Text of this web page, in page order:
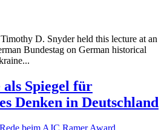
D. Snyder held this lecture at an
Bundestag on German historical
Spiegel für
Denken in Deutschland